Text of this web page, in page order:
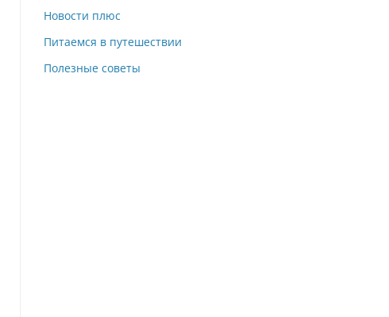
Новости плюс
Питаемся в путешествии
Полезные советы